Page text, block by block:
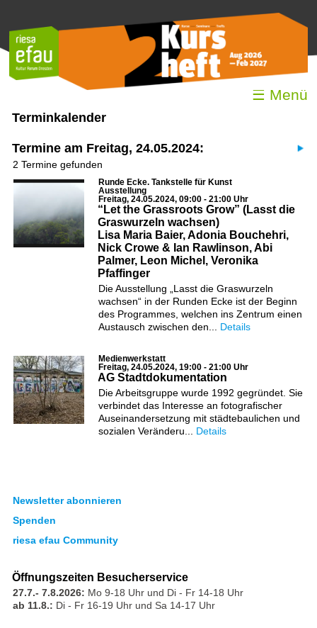
☰ Menü
Terminkalender
Termine am Freitag, 24.05.2024:
2 Termine gefunden
Runde Ecke. Tankstelle für Kunst
Ausstellung
Freitag, 24.05.2024, 09:00 - 21:00 Uhr
“Let the Grassroots Grow” (Lasst die
Graswurzeln wachsen)
Lisa Maria Baier, Adonia Bouchehri,
Nick Crowe & Ian Rawlinson, Abi
Palmer, Leon Michel, Veronika
Pfaffinger
Die Ausstellung „Lasst die Graswurzeln
wachsen“ in der Runden Ecke ist der Beginn
des Programmes, welchen ins Zentrum einen
Austausch zwischen den... Details
Medienwerkstatt
Freitag, 24.05.2024, 19:00 - 21:00 Uhr
AG Stadtdokumentation
Die Arbeitsgruppe wurde 1992 gegründet. Sie
verbindet das Interesse an fotografischer
Auseinandersetzung mit städtebaulichen und
sozialen Veränderu... Details
Newsletter abonnieren
Spenden
riesa efau Community
Öffnungszeiten Besucherservice
27.7.- 7.8.2026: Mo 9-18 Uhr und Di - Fr 14-18 Uhr
ab 11.8.: Di - Fr 16-19 Uhr und Sa 14-17 Uhr